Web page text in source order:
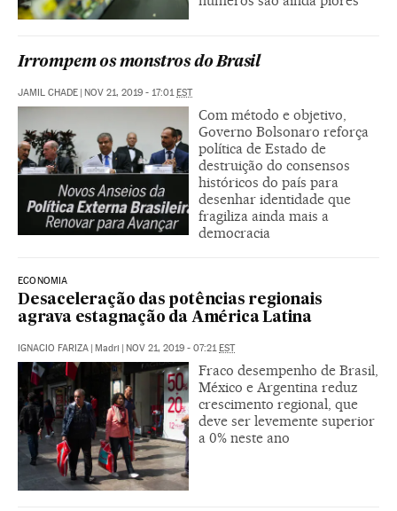
Irrompem os monstros do Brasil
JAMIL CHADE | NOV 21, 2019 - 17:01 EST
Com método e objetivo,
Governo Bolsonaro reforça
política de Estado de
destruição do consensos
históricos do país para
desenhar identidade que
fragiliza ainda mais a
democracia
ECONOMIA
Desaceleração das potências regionais
agrava estagnação da América Latina
IGNACIO FARIZA | Madri | NOV 21, 2019 - 07:21 EST
Fraco desempenho de Brasil,
México e Argentina reduz
crescimento regional, que
deve ser levemente superior
a 0% neste ano